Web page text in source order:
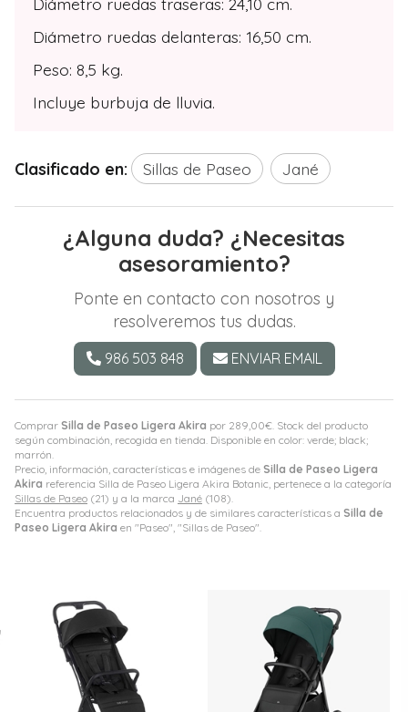
Comprar Silla de Paseo Ligera Akira por 289,00€ . Stock del producto
según combinación, recogida en tienda. Disponible en color: verde; black;
marrón.
Precio, información, características e imágenes de Silla de Paseo Ligera
Akira referencia Silla de Paseo Ligera Akira Botanic, pertenece a la categoría
Sillas de Paseo (21) y a la marca Jané (108).
Encuentra productos relacionados y de similares características a Silla de
Paseo Ligera Akira en "Paseo", "Sillas de Paseo".
Diámetro ruedas delanteras: 16,50 cm.
Peso: 8,5 kg.
Incluye burbuja de lluvia.
Clasificado en: Sillas de Paseo Jané
¿Alguna duda? ¿Necesitas
asesoramiento?
Ponte en contacto con nosotros y
resolveremos tus dudas.
986 503 848 ENVIAR EMAIL